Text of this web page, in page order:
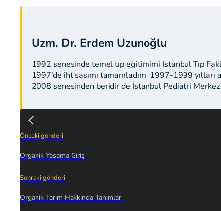
Uzm. Dr. Erdem Uzunoğlu
1992 senesinde temel tıp eğitimimi İstanbul Tıp
1997’de ihtisasımı tamamladım. 1997-1999
2008 senesinden beridir de İstanbul Pediatri
Önceki gönderi
Organik Yaşama Giriş
Sonraki gönderi
Organik Tarım Hakkında Tanımlar